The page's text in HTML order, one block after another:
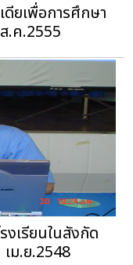
ยเพื่อการศึกษา
.ค.2555
งเรียนในสังกัด
ม.ย.2548